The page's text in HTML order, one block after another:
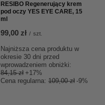
RESIBO Regenerujący krem
pod oczy YES EYE CARE, 15
ml
99,00 zł / szt.
Najniższa cena produktu w
okresie 30 dni przed
wprowadzeniem obniżki:
84,15 zł +17%
Cena regularna: 109,00 zł -9%